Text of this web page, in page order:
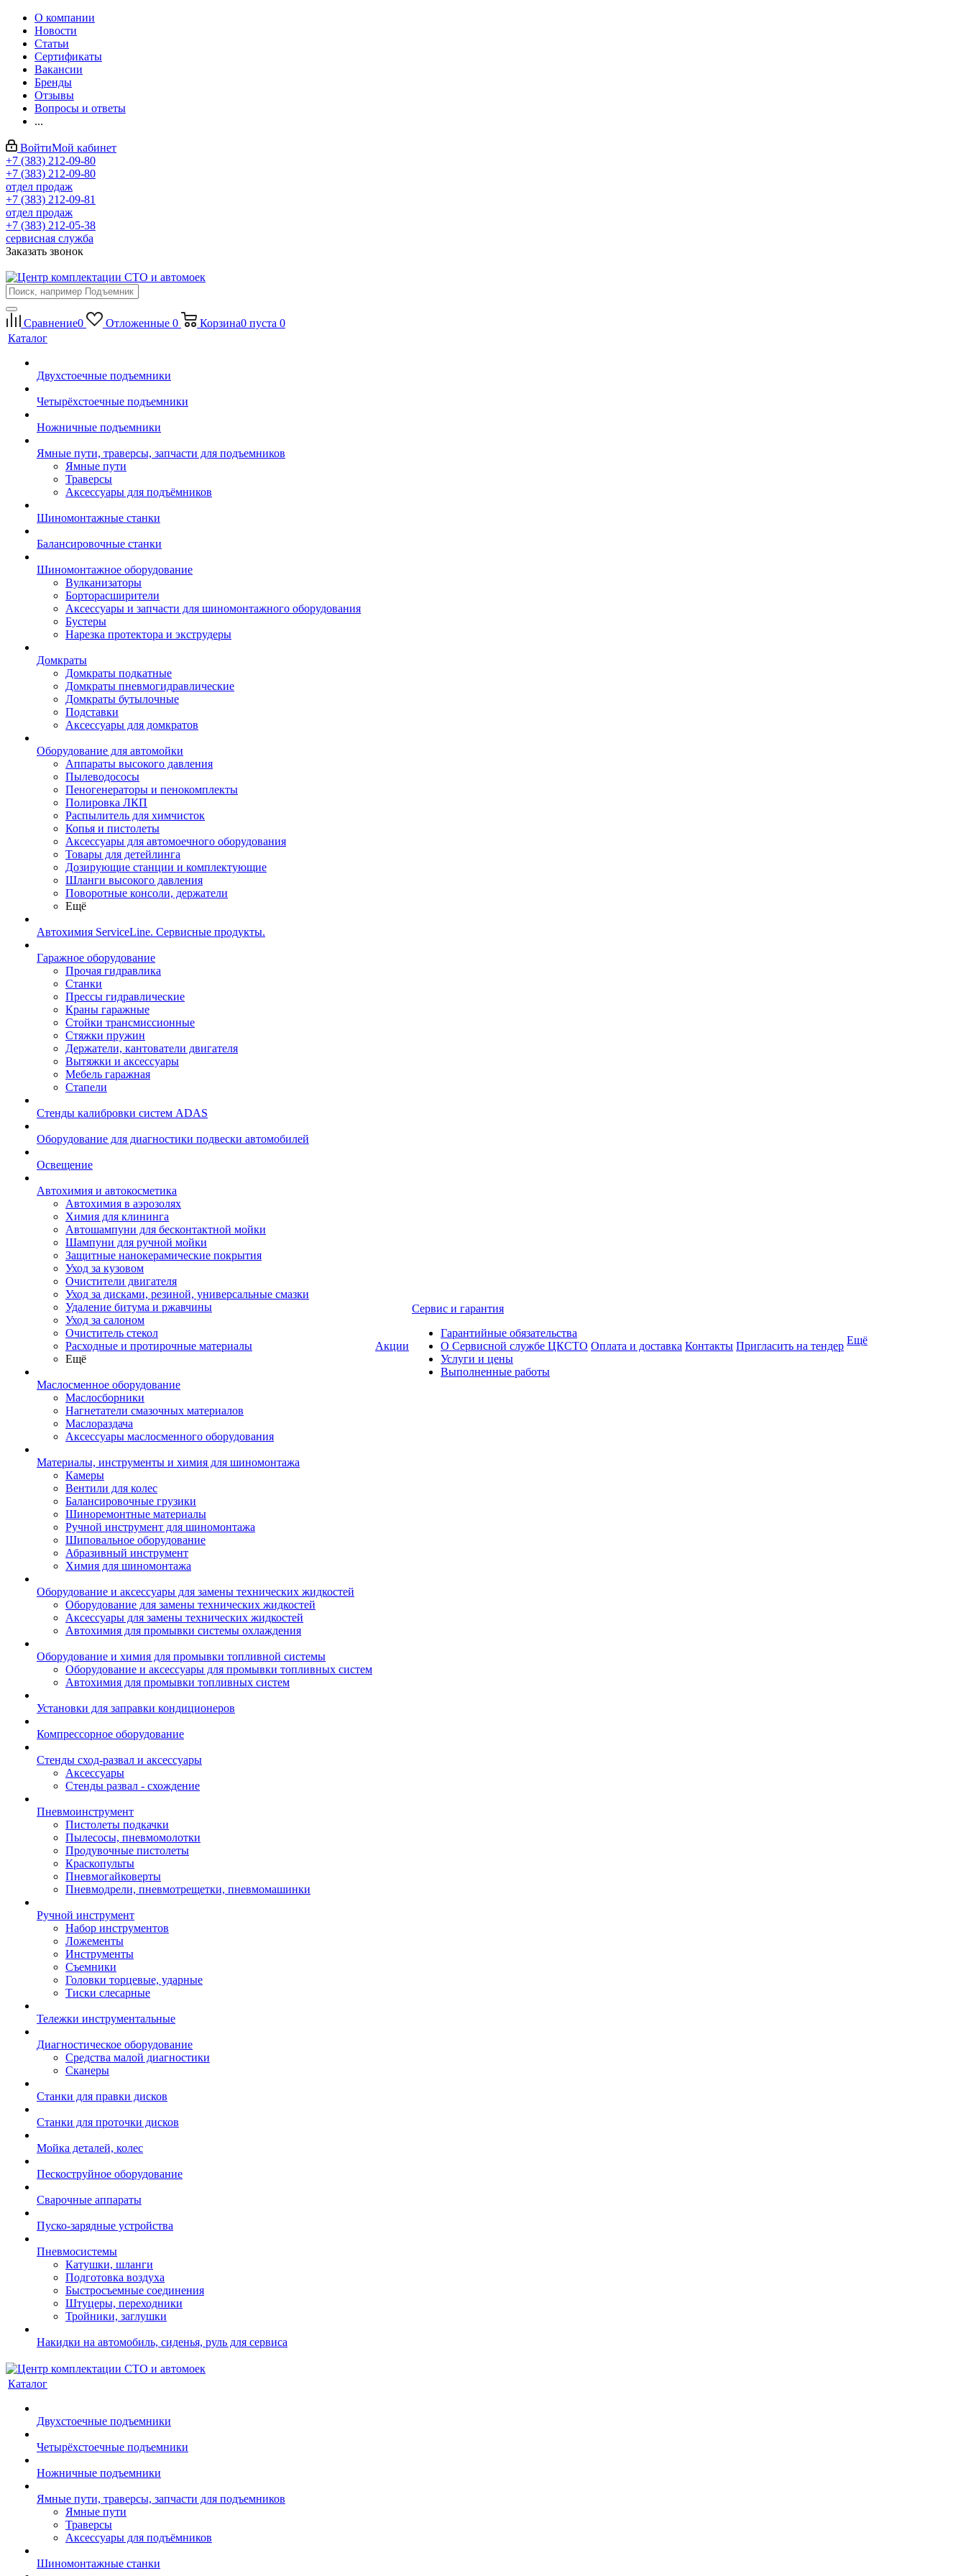
О компании
Новости
Статьи
Сертификаты
Вакансии
Бренды
Отзывы
Вопросы и ответы
...
ВойтиМой кабинет
+7 (383) 212-09-80
+7 (383) 212-09-80
отдел продаж
+7 (383) 212-09-81
отдел продаж
+7 (383) 212-05-38
сервисная служба
Заказать звонок
Сравнение0 Отложенные 0 Корзина0 пуста 0
Каталог
Двухстоечные подъемники
Четырёхстоечные подъемники
Ножничные подъемники
Ямные пути, траверсы, запчасти для подъемников
Ямные пути
Траверсы
Аксессуары для подъёмников
Шиномонтажные станки
Балансировочные станки
Шиномонтажное оборудование
Вулканизаторы
Борторасширители
Аксессуары и запчасти для шиномонтажного оборудования
Бустеры
Нарезка протектора и экструдеры
Домкраты
Домкраты подкатные
Домкраты пневмогидравлические
Домкраты бутылочные
Подставки
Аксессуары для домкратов
Оборудование для автомойки
Аппараты высокого давления
Пылеводососы
Пеногенераторы и пенокомплекты
Полировка ЛКП
Распылитель для химчисток
Копья и пистолеты
Аксессуары для автомоечного оборудования
Товары для детейлинга
Дозирующие станции и комплектующие
Шланги высокого давления
Поворотные консоли, держатели
Ещё
Автохимия ServiceLine. Сервисные продукты.
Гаражное оборудование
Прочая гидравлика
Станки
Прессы гидравлические
Краны гаражные
Стойки трансмиссионные
Стяжки пружин
Держатели, кантователи двигателя
Вытяжки и аксессуары
Мебель гаражная
Стапели
Стенды калибровки систем ADAS
Оборудование для диагностики подвески автомобилей
Освещение
Автохимия и автокосметика
Автохимия в аэрозолях
Химия для клининга
Автошампуни для бесконтактной мойки
Шампуни для ручной мойки
Защитные нанокерамические покрытия
Уход за кузовом
Очистители двигателя
Уход за дисками, резиной, универсальные смазки
Удаление битума и ржавчины
Уход за салоном
Очиститель стекол
Расходные и протирочные материалы
Ещё
Маслосменное оборудование
Маслосборники
Нагнетатели смазочных материалов
Маслораздача
Аксессуары маслосменного оборудования
Материалы, инструменты и химия для шиномонтажа
Камеры
Вентили для колес
Балансировочные грузики
Шиноремонтные материалы
Ручной инструмент для шиномонтажа
Шиповальное оборудование
Абразивный инструмент
Химия для шиномонтажа
Оборудование и аксессуары для замены технических жидкостей
Оборудование для замены технических жидкостей
Аксессуары для замены технических жидкостей
Автохимия для промывки системы охлаждения
Оборудование и химия для промывки топливной системы
Оборудование и аксессуары для промывки топливных систем
Автохимия для промывки топливных систем
Установки для заправки кондиционеров
Компрессорное оборудование
Стенды сход-развал и аксессуары
Аксессуары
Стенды развал - схождение
Пневмоинструмент
Пистолеты подкачки
Пылесосы, пневмомолотки
Продувочные пистолеты
Краскопульты
Пневмогайковерты
Пневмодрели, пневмотрещетки, пневмомашинки
Ручной инструмент
Набор инструментов
Ложементы
Инструменты
Съемники
Головки торцевые, ударные
Тиски слесарные
Тележки инструментальные
Диагностическое оборудование
Средства малой диагностики
Сканеры
Станки для правки дисков
Станки для проточки дисков
Мойка деталей, колес
Пескоструйное оборудование
Сварочные аппараты
Пуско-зарядные устройства
Пневмосистемы
Катушки, шланги
Подготовка воздуха
Быстросъемные соединения
Штуцеры, переходники
Тройники, заглушки
Накидки на автомобиль, сиденья, руль для сервиса
Акции
Сервис и гарантия
Гарантийные обязательства
О Сервисной службе ЦКСТО
Услуги и цены
Выполненные работы
Оплата и доставка Контакты Пригласить на тендер Ещё
Каталог
Двухстоечные подъемники
Четырёхстоечные подъемники
Ножничные подъемники
Ямные пути, траверсы, запчасти для подъемников
Ямные пути
Траверсы
Аксессуары для подъёмников
Шиномонтажные станки